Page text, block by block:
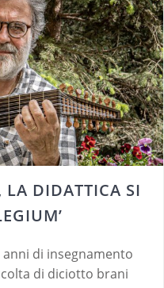
DIDATTICA SI
di insegnamento
di diciotto brani